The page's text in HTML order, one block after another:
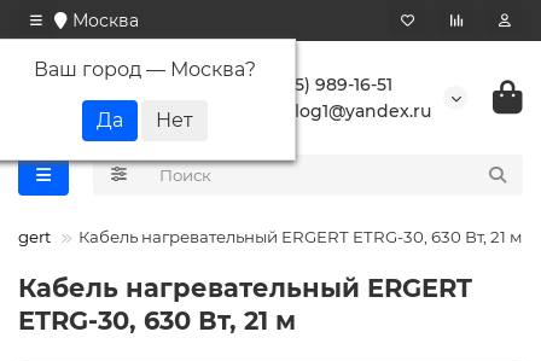
Москва
Ваш город — Москва?
+7 (495) 989-16-51
buranlog1@yandex.ru
Ergert Кабель нагревательный ERGERT ETRG-30, 630 Вт, 21 м
Кабель нагревательный ERGERT
ETRG-30, 630 Вт, 21 м